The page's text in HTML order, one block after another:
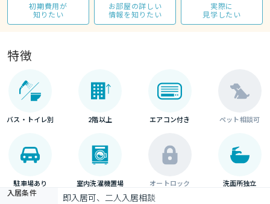
初期費用が
知りたい
お部屋の詳しい
情報を知りたい
実際に
見学したい
特徴
バス・トイレ別 2階以上 エアコン付き ペット相談可
駐車場あり 室内洗濯機置場 オートロック 洗面所独立
入居条件 即入居可、二人入居相談